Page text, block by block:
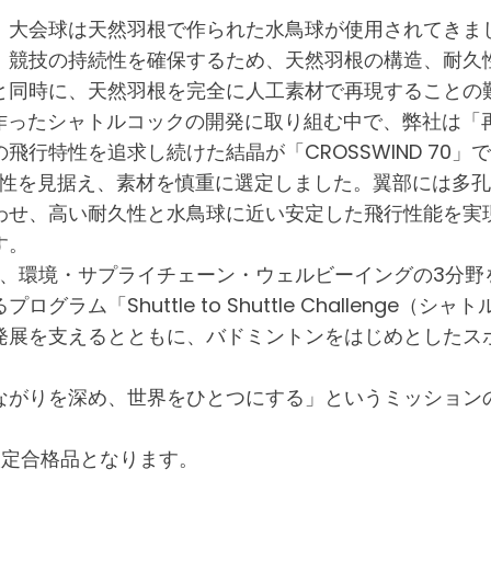
会球は天然羽根で作られた水鳥球が使用されてき
技の持続性を確保するため、天然羽根の構造、耐
時に、天然羽根を完全に人工素材で再現すること
たシャトルコックの開発に取り組む中で、弊社は
行特性を追求し続けた結晶が「CROSSWIND 70」
を見据え、素材を慎重に選定しました。翼部には多
、高い耐久性と水鳥球に近い安定した飛行性能を
境・サプライチェーン・ウェルビーイングの3分
プログラム「Shuttle to Shuttle Challenge（シャト
を支えるとともに、バドミントンをはじめとした
りを深め、世界をひとつにする」というミッショ
合格品となります。